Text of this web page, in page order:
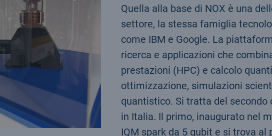
Quella alla base di NOX è una
settore, la stessa famiglia
come IBM e Google. La
ricerca e applicazioni che
prestazioni (HPC) e calcolo
ottimizzazione, simulazioni
quantistico. Si tratta del
in Italia. Il primo, inaugurato nel
IQM spark da 5 qubit e si trova